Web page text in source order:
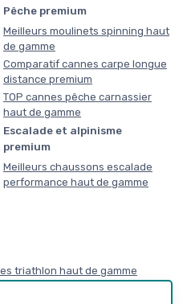
Pêche premium
Meilleurs moulinets spinning haut
de gamme
Comparatif cannes carpe longue
distance premium
TOP cannes pêche carnassier
haut de gamme
Escalade et alpinisme
premium
Meilleurs chaussons escalade
performance haut de gamme
triathlon haut de gamme
néoprène compétition